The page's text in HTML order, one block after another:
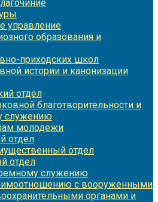
управление
образования и
приходских школ
истории и канонизации
отдел
благотворительности и
служению
молодежи
отдел
отдел
отдел
служению
с вооруженными
органами и